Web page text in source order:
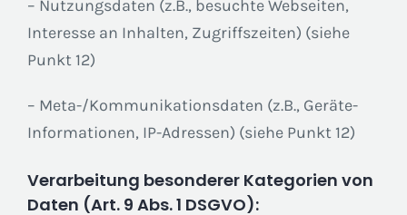
– Nutzungsdaten (z.B., besuchte Webseiten,
Interesse an Inhalten, Zugriffszeiten) (siehe
Punkt 12)
– Meta-/Kommunikationsdaten (z.B., Geräte-
Informationen, IP-Adressen) (siehe Punkt 12)
Verarbeitung besonderer Kategorien von
Daten (Art. 9 Abs. 1 DSGVO):